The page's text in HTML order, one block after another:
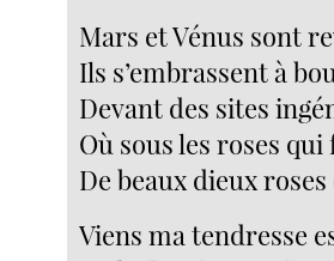
Mars et Vénus sont
Ils s’embrassent à
Devant des sites
Où sous les roses
De beaux dieux
Viens ma tendresse